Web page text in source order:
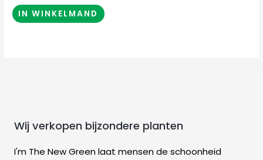
IN WINKELMAND
Wij verkopen bijzondere planten
I'm The New Green laat mensen de schoonheid